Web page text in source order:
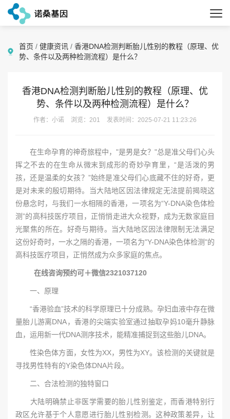
首页 / 健康资讯 / 香港DNA检测判断胎儿性别的教程（原理、优
势、条件以及两种检测流程）是什么？
香港DNA检测判断胎儿性别的教程（原理、优
势、条件以及两种检测流程）是什么？
作者：小诺 浏览：201 发表时间：2025-07-21 11:23:26
在生命孕育的神奇旅程中，"是男是女？"总是准父母们心头
挥之不去的在生命从微末到成形的奇妙孕育里，“是活泼的男
孩，还是温柔的女孩？”始终是准父母们心底藏不住的好奇，更
是对未来的殷切期待。当大陆地区因法律规定无法提前揭晓这
份悬念时，与我们一水相隔的香港，一项名为“Y-DNA染色体检
测”的高科技医疗项目，正悄悄走进大众视野，成为无数家庭目
光聚焦的所在。好奇与期待。当大陆地区因法律限制无法满足
这份好奇时，一水之隔的香港，一项名为"Y-DNA染色体检测"的
高科技医疗项目，正悄然成为众多家庭的焦点。
在线咨询预约可＋微信2321037120
一、原理
“香港验血”技术的科学原理已十分成熟。孕妇血液中存在微
量胎儿游离DNA，香港的尖端实验室通过抽取孕妈10毫升静脉
血，运用新一代DNA测序技术，能精准捕捉到这些胎儿DNA。
性染色体方面，女性为XX，男性为XY。该检测的关键就是
寻找男性特有的Y染色体DNA片段。
二、合法检测的独特窗口
大陆明确禁止非医学需要的胎儿性别鉴定，而香港特别行
政区允许基于个人意愿进行胎儿性别检测。这种政策差异，让